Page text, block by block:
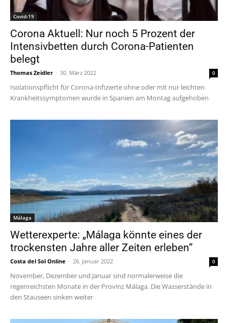
Covid-19
Corona Aktuell: Nur noch 5 Prozent der
Intensivbetten durch Corona-Patienten
belegt
Thomas Zeidler - 30. März 2022 0
Isolationspflicht für Corona-Infizierte ohne oder mit nur leichten
Krankheitssymptomen wurde in Spanien am Montag aufgehoben
Málaga
Wetterexperte: „Málaga könnte eines der
trockensten Jahre aller Zeiten erleben“
Costa del Sol Online - 26. Januar 2022 0
November, Dezember und Januar sind normalerweise die
regenreichsten Monate in der Provinz Málaga. Die Wasserstände in
den Stauseen sinken weiter